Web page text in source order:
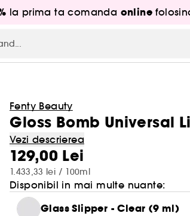
la prima ta comanda online
Fenty Beauty
Gloss Bomb Universal
Vezi descrierea
129,00 Lei
1.433,33 lei / 100ml
Disponibil in mai multe nuante:
Glass Slipper - Clear (9 ml)